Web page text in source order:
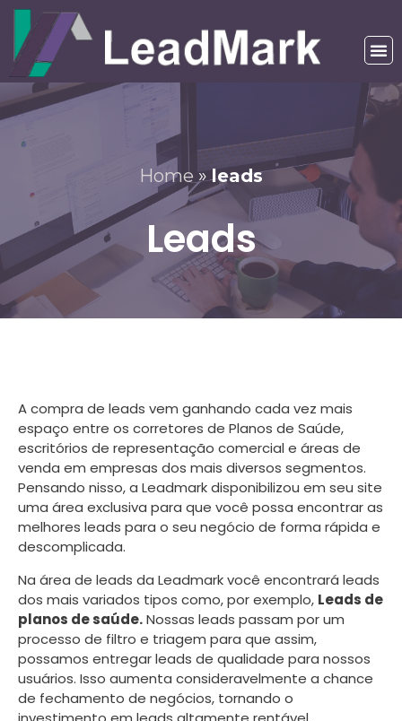
Home »leads
Leads
A compra de leads vem ganhando cada vez mais
espaço entre os corretores de Planos de Saúde,
escritórios de representação comercial e áreas de
venda em empresas dos mais diversos segmentos.
Pensando nisso, a Leadmark disponibilizou em seu site
uma área exclusiva para que você possa encontrar as
melhores leads para o seu negócio de forma rápida e
descomplicada.
Na área de leads da Leadmark você encontrará leads
dos mais variados tipos como, por exemplo, Leads de
planos de saúde.Nossas leads passam por um
processo de filtro e triagem para que assim,
possamos entregar leads de qualidade para nossos
usuários. Isso aumenta consideravelmente a chance
de fechamento de negócios, tornando o